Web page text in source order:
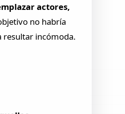
actores,
no habría
resultar incómoda.